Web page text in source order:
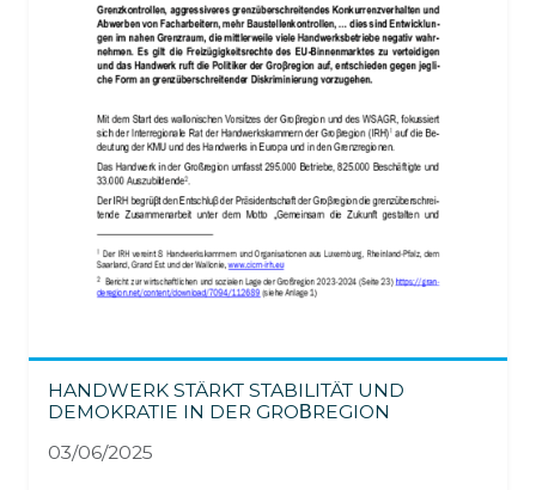
HANDWERK STÄRKT STABILITÄT UND
DEMOKRATIE IN DER GROΒREGION
03/06/2025